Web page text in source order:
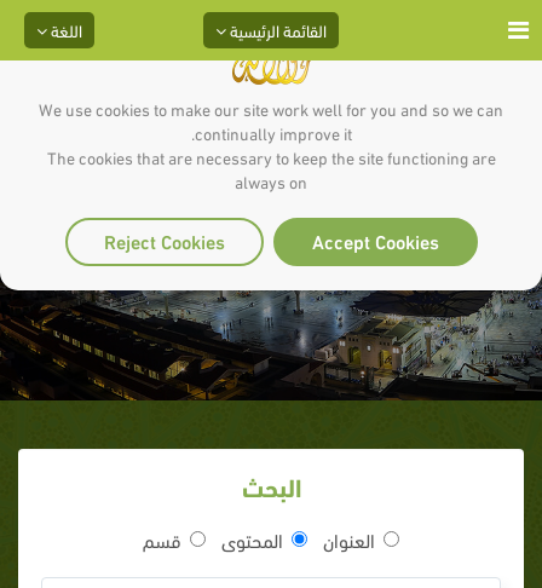
We use cookies to make our site work well for you and so we can
continually improve it.
The cookies that are necessary to keep the site functioning are
always on
Accept Cookies
Reject Cookies
اللغة القائمة الرئيسية
النبي وطواف الوداع
البحث
العنوان المحتوى قسم